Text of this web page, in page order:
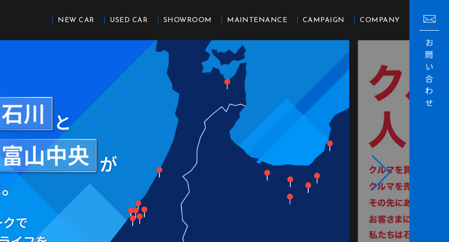
NEW CAR USED CAR SHOWROOM MAINTENANCE CAMPAIGN COMPANY
お
問
い
合
わ
せ